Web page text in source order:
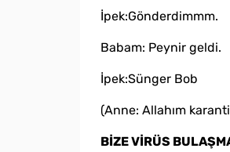
İpek:Gönderdimmm.
Babam: Peynir geldi.
İpek:Sünger Bob
(Anne: Allahım
BİZE VİRÜS